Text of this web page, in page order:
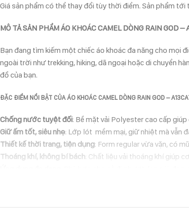
Giá sản phẩm có thể thay đổi tùy thời điểm. Sản phẩm tới
MÔ TẢ SẢN PHẨM ÁO KHOÁC CAMEL DÒNG RAIN GOD –
Bạn đang tìm kiếm một chiếc áo khoác đa năng cho mọi
ngoài trời như trekking, hiking, dã ngoại hoặc di chuyển
đồ của bạn.
ĐẶC ĐIỂM NỔI BẬT CỦA ÁO KHOÁC CAMEL DÒNG RAIN GOD –
Chống nước tuyệt đối: Bề mặt vải Polyester cao cấp
Giữ ấm tốt, siêu nhẹ: Lớp lót mềm mại, giữ nhiệt mà vẫn
Thiết kế thời trang, tiện dụng: Form regular vừa vặn, có
Thoáng khí, không bí bách: Chất liệu vải thoáng khí giúp
: Phù hợp cho cả đi phượt, leo núi, đạp